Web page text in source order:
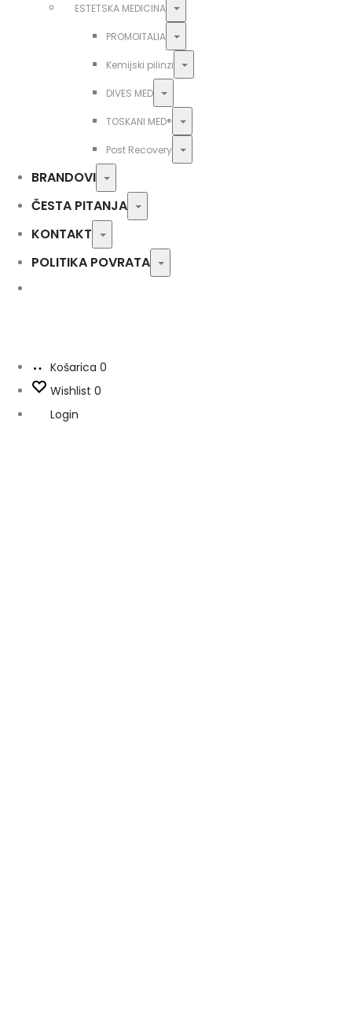
ESTETSKA MEDICINA Toggle
PROMOITALIA Toggle
Kemijski pilinzi Toggle
DIVES MED Toggle
TOSKANI MED®️ Toggle
Post Recovery Toggle
BRANDOVI Toggle
ČESTA PITANJA Toggle
KONTAKT Toggle
POLITIKA POVRATA Toggle
Košarica 0
Wishlist 0
Login